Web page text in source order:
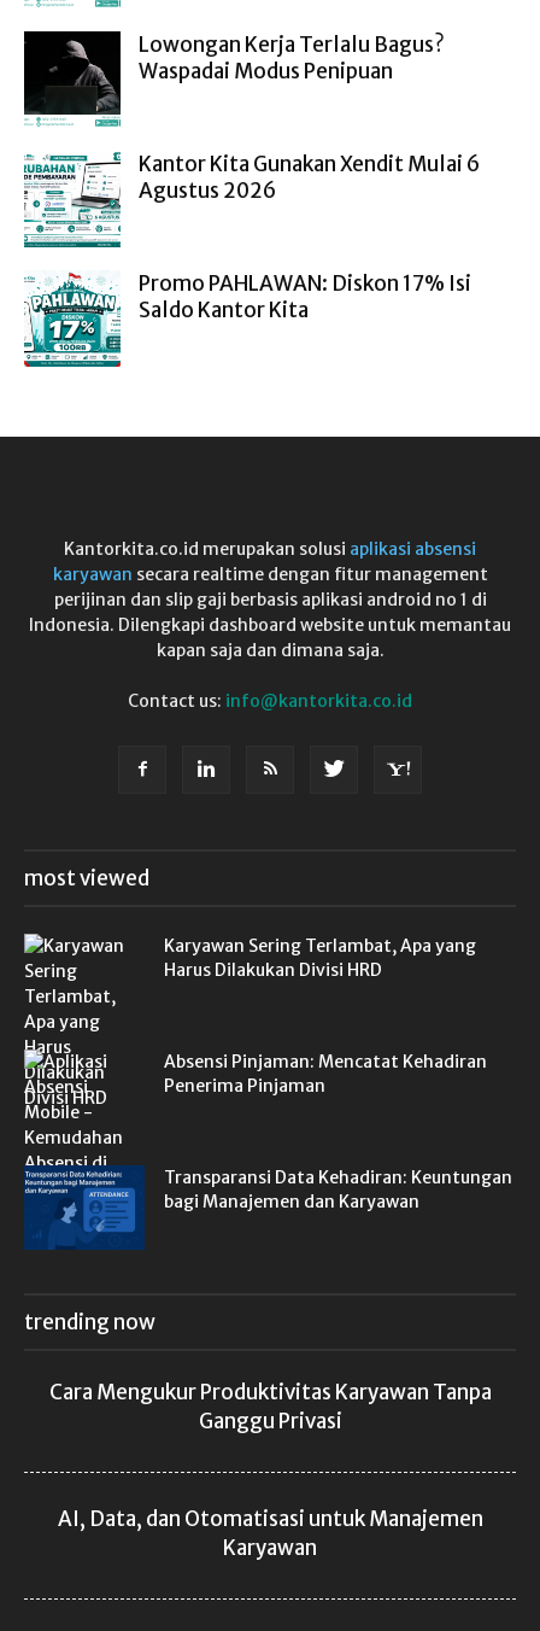
Lowongan Kerja Terlalu Bagus?
Waspadai Modus Penipuan
Kantor Kita Gunakan Xendit Mulai 6
Agustus 2026
Promo PAHLAWAN: Diskon 17% Isi
Saldo Kantor Kita
Kantorkita.co.id merupakan solusi aplikasi absensi
karyawan secara realtime dengan fitur management
perijinan dan slip gaji berbasis aplikasi android no 1 di
Indonesia. Dilengkapi dashboard website untuk memantau
kapan saja dan dimana saja.
Contact us: info@kantorkita.co.id
most viewed
Karyawan Sering Terlambat, Apa yang
Harus Dilakukan Divisi HRD
Absensi Pinjaman: Mencatat Kehadiran
Penerima Pinjaman
Transparansi Data Kehadiran: Keuntungan
bagi Manajemen dan Karyawan
trending now
Cara Mengukur Produktivitas Karyawan Tanpa
Ganggu Privasi
AI, Data, dan Otomatisasi untuk Manajemen
Karyawan